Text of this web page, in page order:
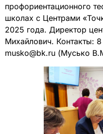
профориентационного
школах с Центрами
2025 года. Директор
Михайлович. Контакты:
musko@bk.ru (Мусько